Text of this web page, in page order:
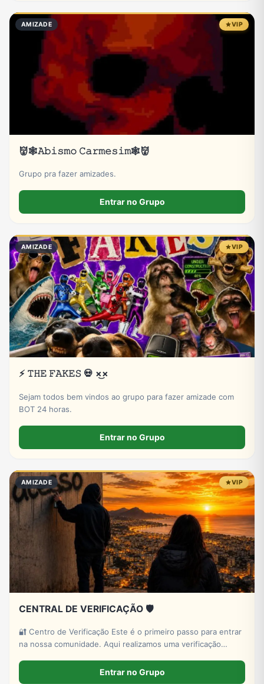
AMIZADE VIP
👹🕸𝙰𝚋𝚒𝚜𝚖𝚘 𝙲𝚊𝚛𝚖𝚎𝚜𝚒𝚖🕸👹
Grupo pra fazer amizades.
Entrar no Grupo
AMIZADE VIP
⚡ 𝚃𝙷𝙴 𝙵𝙰𝙺𝙴𝚂 💀 ×͜×
Sejam todos bem vindos ao grupo para fazer amizade com
BOT 24 horas.
Entrar no Grupo
AMIZADE VIP
CENTRAL DE VERIFICAÇÃO 🛡️
🔐 Centro de Verificação Este é o primeiro passo para entrar
na nossa comunidade. Aqui realizamos uma verificação
livre de perfis falsos, bots e spam. Após a aprovação,
Entrar no Grupo